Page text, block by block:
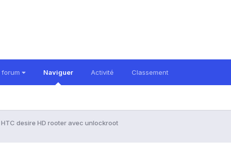
forum Naviguer Activité Classement
HTC desire HD rooter avec unlockroot